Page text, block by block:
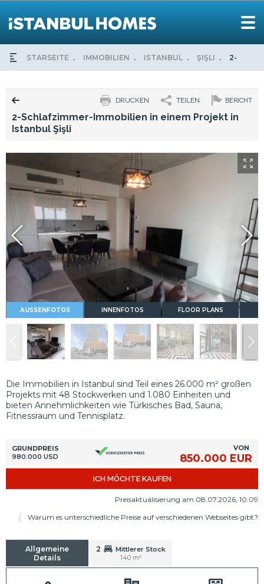
STARSEITE IMMOBILIEN ISTANBUL ŞIŞLI 2-
BERICHT
TEILEN
DRUCKEN
2-Schlafzimmer-Immobilien in einem Projekt in
Istanbul Şişli
AUSSENFOTOS INNENFOTOS FLOOR PLANS
Die Immobilien in Istanbul sind Teil eines 26.000 m² großen
Projekts mit 48 Stockwerken und 1.080 Einheiten und
bieten Annehmlichkeiten wie Türkisches Bad, Sauna,
Fitnessraum und Tennisplatz.
GRUNDPREIS
980.000 USD
VON
850.000 EUR
ICH MÖCHTE KAUFEN
Preisaktualisierung am 08.07.2026, 10.09
Warum es unterschiedliche Preise auf verschiedenen Webseites gibt?
Allgemeine
Details
2
Mittlerer Stock
140 m²